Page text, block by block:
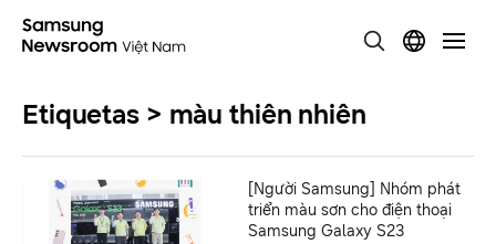
Etiquetas > màu thiên nhiên
[Người Samsung] Nhóm phát
triển màu sơn cho điện thoại
Samsung Galaxy S23